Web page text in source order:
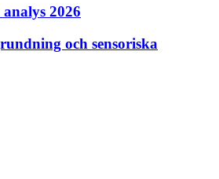
2026
och sensoriska